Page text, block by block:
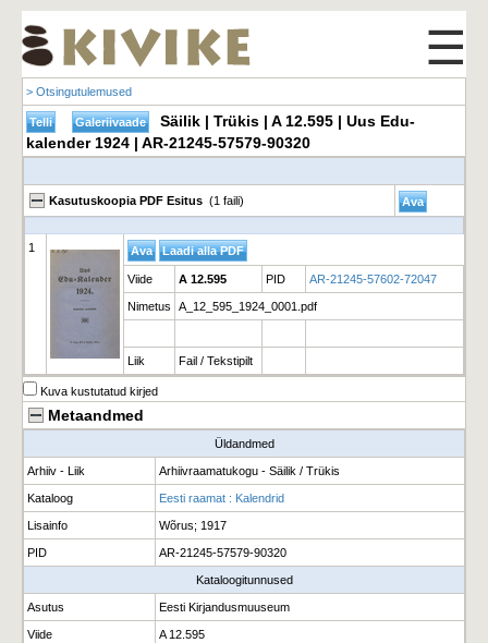
☰
> Otsingutulemused
Säilik | Trükis | A 12.595 | Uus Edu-
kalender 1924 | AR-21245-57579-90320
Kasutuskoopia PDF Esitus (1 faili)
1
Viide A 12.595 PID AR-21245-57602-72047
Nimetus A_12_595_1924_0001.pdf
Liik Fail / Tekstipilt
Kuva kustutatud kirjed
Metaandmed
Üldandmed
Arhiiv - Liik Arhiivraamatukogu - Säilik / Trükis
Kataloog Eesti raamat : Kalendrid
Lisainfo Wõrus; 1917
PID AR-21245-57579-90320
Kataloogitunnused
Asutus Eesti Kirjandusmuuseum
Viide A 12.595